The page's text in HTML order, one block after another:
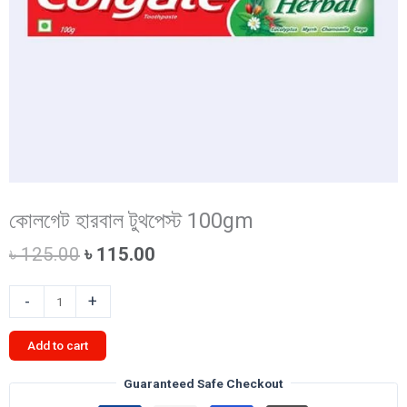
কোলগেট হারবাল টুথপেস্ট 100gm
৳125.00 Original
was:
৳ 125.00.
৳ 115.00
-
হারবাল
টুথপেস্ট
100gm
+
Add to cart
Guaranteed Safe Checkout